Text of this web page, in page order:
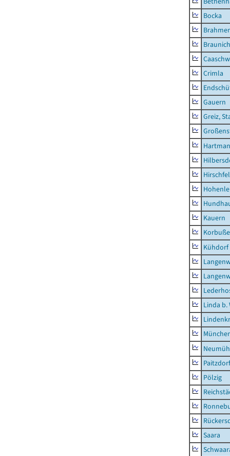
Bocka
Crimla
Gauern
Greiz,
Kauern
Kühdorf
Linda b.
Paitzdorf
Pölzig
Saara